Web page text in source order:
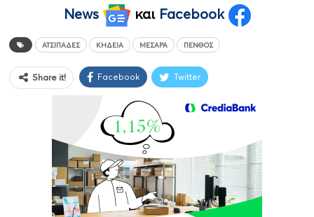
News
και Facebook
ΑΤΣΙΠΆΔΕΣ ΚΗΔΕΊΑ ΜΕΣΑΡΆ ΠΈΝΘΟΣ
Share it! Facebook Twitter